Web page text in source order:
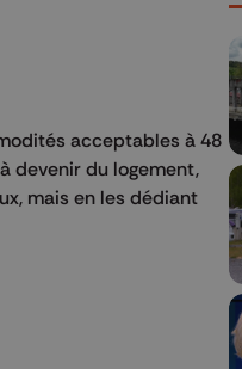
acceptables à 48
devenir du logement,
mais en les dédiant